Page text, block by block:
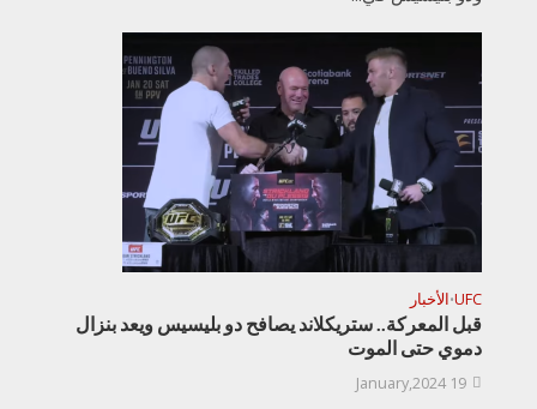
UFC
•الأخبار
قبل المعركة.. ستريكلاند يصافح دو بليسيس ويعد بنزال
دموي حتى الموت
19 January,2024